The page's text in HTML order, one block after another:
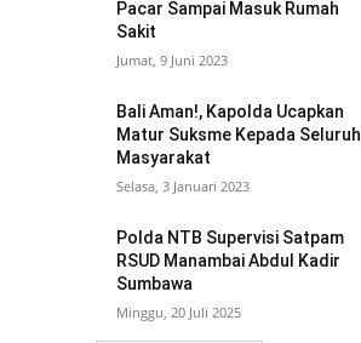
Pacar Sampai Masuk Rumah
Sakit
Jumat, 9 Juni 2023
Bali Aman!, Kapolda Ucapkan
Matur Suksme Kepada Seluruh
Masyarakat
Selasa, 3 Januari 2023
Polda NTB Supervisi Satpam
RSUD Manambai Abdul Kadir
Sumbawa
Minggu, 20 Juli 2025